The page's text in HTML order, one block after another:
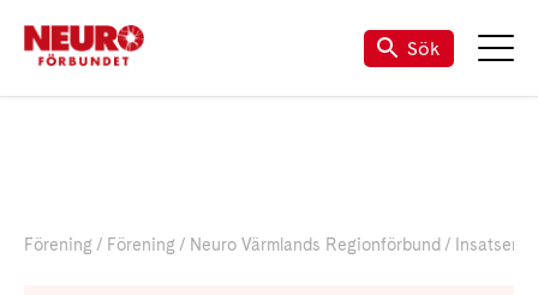
Sök
Förening Förening Neuro Värmlands Regionförbund Insatser